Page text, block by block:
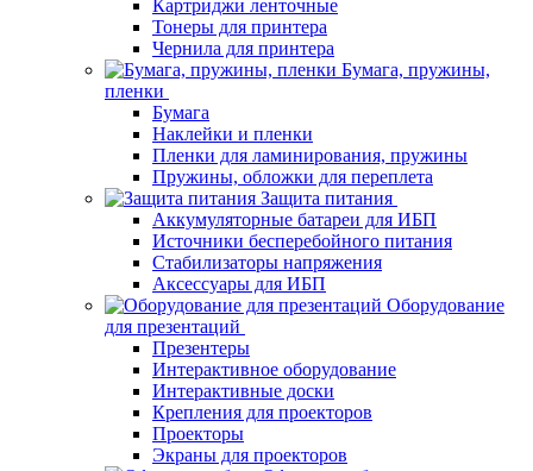
Картриджи ленточные
Тонеры для принтера
Чернила для принтера
Бумага, пружины,
пленки
Бумага
Наклейки и пленки
Пленки для ламинирования, пружины
Пружины, обложки для переплета
Защита питания
Аккумуляторные батареи для ИБП
Источники бесперебойного питания
Стабилизаторы напряжения
Аксессуары для ИБП
Оборудование
для презентаций
Презентеры
Интерактивное оборудование
Интерактивные доски
Крепления для проекторов
Проекторы
Экраны для проекторов